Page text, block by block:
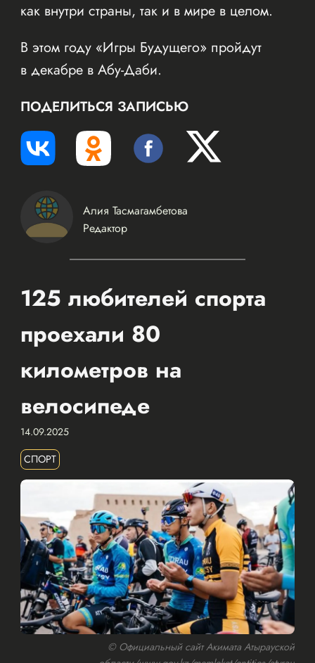
как внутри страны, так и в мире в целом.
В этом году «Игры Будущего» пройдут
в декабре в Абу-Даби.
ПОДЕЛИТЬСЯ ЗАПИСЬЮ
Алия Тасмагамбетова
Редактор
125 любителей спорта
проехали 80
километров на
велосипеде
14.09.2025
СПОРТ
© Официальный сайт Акимата Атырауской